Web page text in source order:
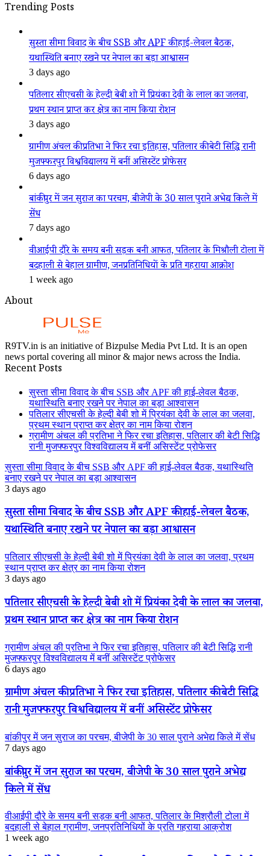
Trending Posts
सुस्ता सीमा विवाद के बीच SSB और APF की हाई-लेवल बैठक,
यथास्थिति बनाए रखने पर नेपाल का बड़ा आश्वासन
3 days ago
पतिलार सीएचसी के हेल्दी बेबी शो में प्रियंका देवी के लाल का जलवा,
प्रथम स्थान प्राप्त कर क्षेत्र का नाम किया रोशन
3 days ago
ग्रामीण अंचल की प्रतिभा ने फिर रचा इतिहास, पतिलार की बेटी सिद्धि रानी
मुजफ्फरपुर विश्वविद्यालय में बनीं असिस्टेंट प्रोफेसर
6 days ago
बांकीपुर में जन सुराज का परचम, बीजेपी के 30 साल पुराने अभेद्य किले में
सेंध
7 days ago
वीआईपी दौरे के समय बनी सड़क बनी आफत, पतिलार के मिश्रौली टोला में
बदहाली से बेहाल ग्रामीण, जनप्रतिनिधियों के प्रति गहराया आक्रोश
1 week ago
About
R9TV.in is an initiative of Bizpulse Media Pvt Ltd. It is an open
news portal covering all minor & major news across the India.
Recent Posts
सुस्ता सीमा विवाद के बीच SSB और APF की हाई-लेवल बैठक,
यथास्थिति बनाए रखने पर नेपाल का बड़ा आश्वासन
पतिलार सीएचसी के हेल्दी बेबी शो में प्रियंका देवी के लाल का जलवा,
प्रथम स्थान प्राप्त कर क्षेत्र का नाम किया रोशन
ग्रामीण अंचल की प्रतिभा ने फिर रचा इतिहास, पतिलार की बेटी सिद्धि
रानी मुजफ्फरपुर विश्वविद्यालय में बनीं असिस्टेंट प्रोफेसर
सुस्ता सीमा विवाद के बीच SSB और APF की हाई-लेवल बैठक, यथास्थिति
बनाए रखने पर नेपाल का बड़ा आश्वासन
3 days ago
सुस्ता सीमा विवाद के बीच SSB और APF की हाई-लेवल बैठक,
यथास्थिति बनाए रखने पर नेपाल का बड़ा आश्वासन
पतिलार सीएचसी के हेल्दी बेबी शो में प्रियंका देवी के लाल का जलवा, प्रथम
स्थान प्राप्त कर क्षेत्र का नाम किया रोशन
3 days ago
पतिलार सीएचसी के हेल्दी बेबी शो में प्रियंका देवी के लाल का जलवा,
प्रथम स्थान प्राप्त कर क्षेत्र का नाम किया रोशन
ग्रामीण अंचल की प्रतिभा ने फिर रचा इतिहास, पतिलार की बेटी सिद्धि रानी
मुजफ्फरपुर विश्वविद्यालय में बनीं असिस्टेंट प्रोफेसर
6 days ago
ग्रामीण अंचल की प्रतिभा ने फिर रचा इतिहास, पतिलार की बेटी सिद्धि
रानी मुजफ्फरपुर विश्वविद्यालय में बनीं असिस्टेंट प्रोफेसर
बांकीपुर में जन सुराज का परचम, बीजेपी के 30 साल पुराने अभेद्य किले में सेंध
7 days ago
बांकीपुर में जन सुराज का परचम, बीजेपी के 30 साल पुराने अभेद्य
किले में सेंध
वीआईपी दौरे के समय बनी सड़क बनी आफत, पतिलार के मिश्रौली टोला में
बदहाली से बेहाल ग्रामीण, जनप्रतिनिधियों के प्रति गहराया आक्रोश
1 week ago